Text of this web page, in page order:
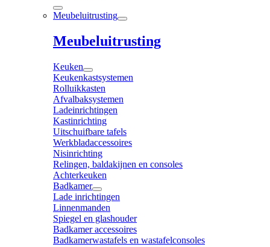
Meubeluitrusting
Meubeluitrusting
Keuken
Keukenkastsystemen
Rolluikkasten
Afvalbaksystemen
Ladeinrichtingen
Kastinrichting
Uitschuifbare tafels
Werkbladaccessoires
Nisinrichting
Relingen, baldakijnen en consoles
Achterkeuken
Badkamer
Lade inrichtingen
Linnenmanden
Spiegel en glashouder
Badkamer accessoires
Badkamerwastafels en wastafelconsoles